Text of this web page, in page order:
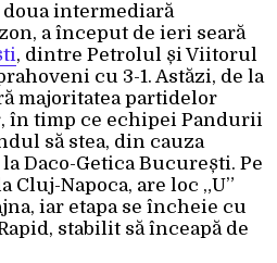
doua intermediară
a început de ieri seară
, dintre Petrolul și Viitorul
cu 3-1. Astăzi, de la
majoritatea partidelor
în timp ce echipei Pandurii
să stea, din cauza
Daco-Getica București. Pe
Cluj-Napoca, are loc „U”
iar etapa se încheie cu
stabilit să înceapă de